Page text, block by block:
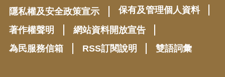
隱私權及安全政策宣示
保有及管理個人資料
著作權聲明
網站資料開放宣告
為民服務信箱
RSS訂閱說明 雙語詞彙